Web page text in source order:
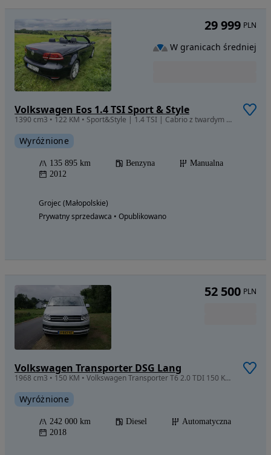
Volkswagen Eos 1.4 TSI Sport & Style
1390 cm3 • 122 KM • Sport&Style | 1.4 TSI | Cabrio z twardym dachem | Wyjątkowo zadbany
Wyróżnione
135 895 km Benzyna
Manualna
2012
Grojec (Małopolskie)
Prywatny sprzedawca • Opublikowano
29 999 PLN
W granicach średniej
Volkswagen Transporter DSG Lang
1968 cm3 • 150 KM • Volkswagen Transporter T6 2.0 TDI 150 KM automat L2H1 2018
Wyróżnione
242 000 km Diesel
Automatyczna
2018
52 500 PLN